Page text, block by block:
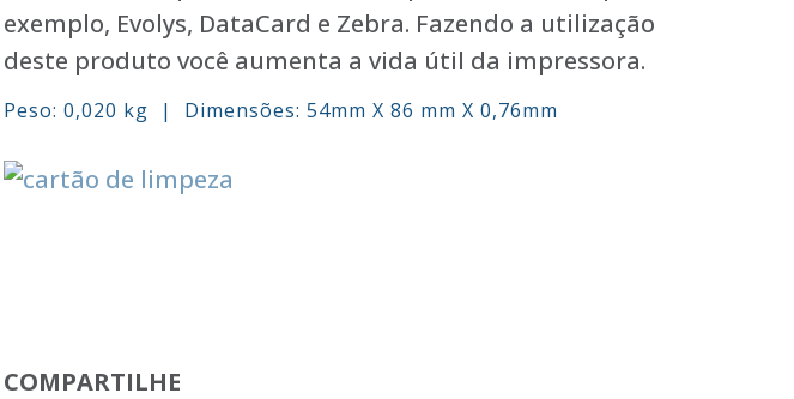
exemplo, Evolys, DataCard e Zebra. Fazendo a utilização
deste produto você aumenta a vida útil da impressora.
Peso: 0,020 kg | Dimensões: 54mm X 86 mm X 0,76mm
COMPARTILHE